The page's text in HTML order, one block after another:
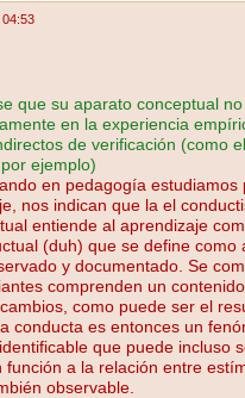
que su aparato conceptual
en la experiencia
de verificación (como el
ejemplo)
en pedagogía estudiamos
nos indican que la el
entiende al aprendizaje
(duh) que se define como
y documentado. Se
comprenden un
como puede ser el
conducta es entonces un
que puede incluso
función a la relación entre
observable.